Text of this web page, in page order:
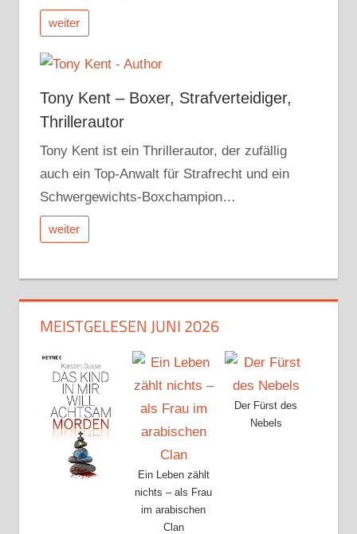
weiter
Tony Kent – Boxer, Strafverteidiger,
Thrillerautor
Tony Kent ist ein Thrillerautor, der zufällig
auch ein Top-Anwalt für Strafrecht und ein
Schwergewichts-Boxchampion…
weiter
MEISTGELESEN JUNI 2026
Ein Leben zählt
nichts – als Frau
im arabischen
Clan
Der Fürst des
Nebels